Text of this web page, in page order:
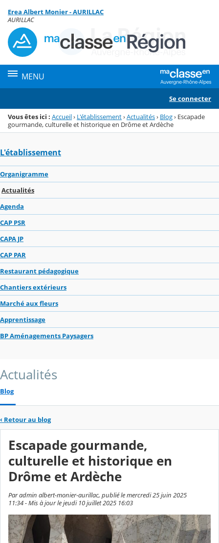
Menu de la rubrique
Contenu
Erea Albert Monier - AURILLAC
AURILLAC
MENU
Se connecter
Vous êtes ici : Accueil› L'établissement›Actualités› Blog› Escapade
gourmande, culturelle et historique en Drôme et Ardèche
L'établissement
Organigramme
Actualités
Agenda
CAP PSR
CAPA JP
CAP PAR
Restaurant pédagogique
Chantiers extérieurs
Marché aux fleurs
Apprentissage
BP Aménagements Paysagers
Actualités
Blog
‹ Retour au blog
Escapade gourmande,
culturelle et historique en
Drôme et Ardèche
Par admin albert-monier-aurillac, publié le mercredi 25 juin 2025
11:34 - Mis à jour le jeudi 10 juillet 2025 16:03